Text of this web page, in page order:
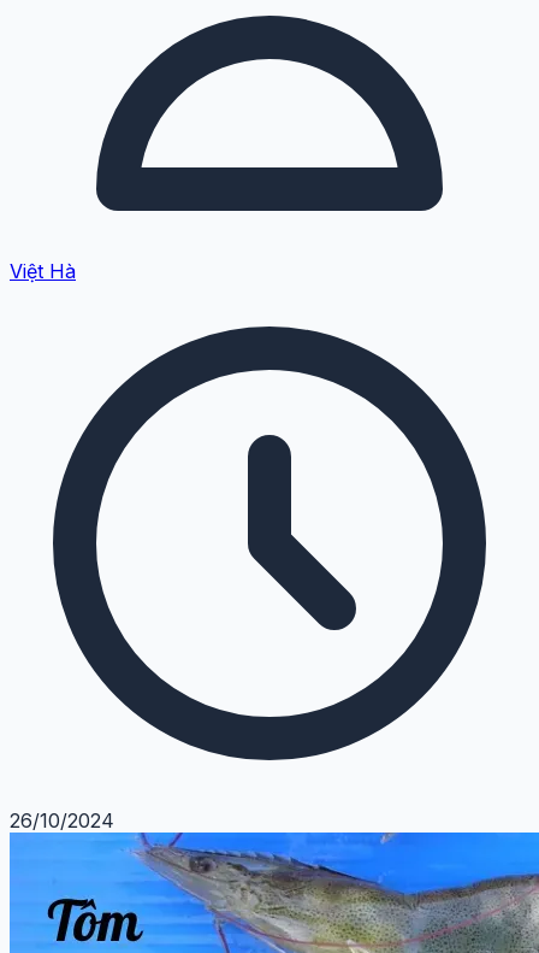
Việt Hà
26/10/2024